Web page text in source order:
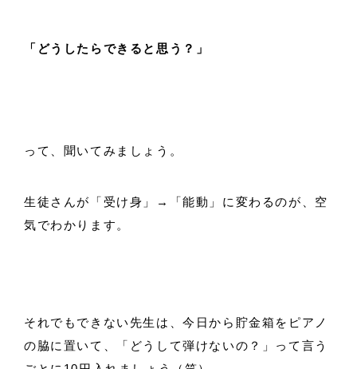
「どうしたらできると思う？」
って、聞いてみましょう。
生徒さんが「受け身」→「能動」に変わるのが、空
気でわかります。
それでもできない先生は、今日から貯金箱をピアノ
の脇に置いて、「どうして弾けないの？」って言う